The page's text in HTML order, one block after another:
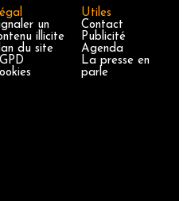
un
illicite
du site
Utiles
Contact
Publicité
Agenda
La presse en
parle